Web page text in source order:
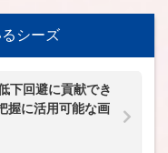
シーズ
下回避に貢献でき
握に活用可能な画